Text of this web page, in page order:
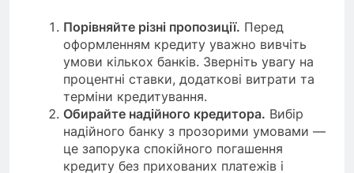
Порівняйте різні пропозиції. Перед
оформленням кредиту уважно вивчіть
умови кількох банків. Зверніть увагу на
процентні ставки, додаткові витрати та
терміни кредитування.
Обирайте надійного кредитора. Вибір
надійного банку з прозорими умовами —
це запорука спокійного погашення
кредиту без прихованих платежів і